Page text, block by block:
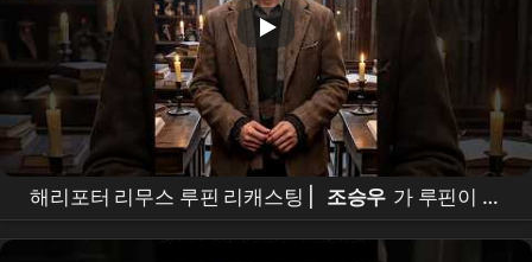
해리포터 리무스 루핀 리캐스팅 | 조승우 가 루핀이 된
다면? | Harry Potter Remus Lupin Recasting | Cho
Seung-woo